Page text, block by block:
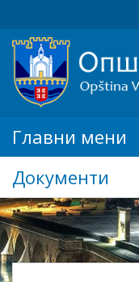
Главни мени
Документи